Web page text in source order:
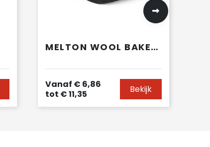
MELTON WOOL BAKER BOY
Vanaf € 6,86
tot € 11,35 Bekijk